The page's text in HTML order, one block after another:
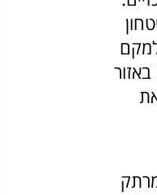
למקם